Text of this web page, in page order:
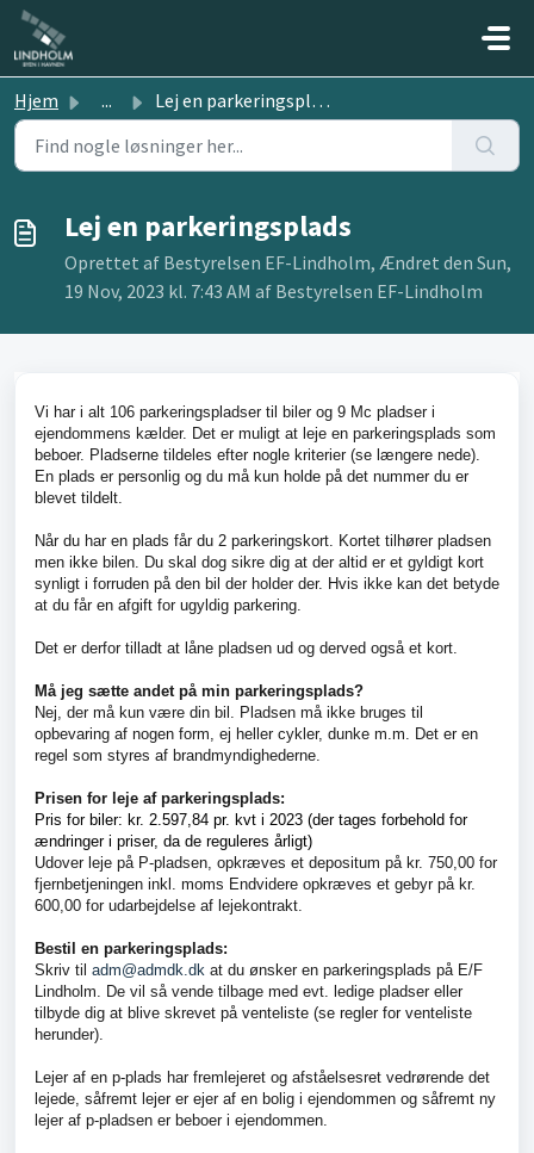
Gå til hovedindhold
Hjem ... Lej en parkeringsplads
Lej en parkeringsplads
Oprettet af Bestyrelsen EF-Lindholm, Ændret den Sun,
19 Nov, 2023 kl. 7:43 AM af Bestyrelsen EF-Lindholm
Vi har i alt 106 parkeringspladser til biler og 9 Mc pladser i
ejendommens kælder. Det er muligt at leje en parkeringsplads som
beboer. Pladserne tildeles efter nogle kriterier (se længere nede).
En plads er personlig og du må kun holde på det nummer du er
blevet tildelt.
Når du har en plads får du 2 parkeringskort. Kortet tilhører pladsen
men ikke bilen. Du skal dog sikre dig at der altid er et gyldigt kort
synligt i forruden på den bil der holder der. Hvis ikke kan det betyde
at du får en afgift for ugyldig parkering.
Det er derfor tilladt at låne pladsen ud og derved også et kort.
Må jeg sætte andet på min parkeringsplads?
Nej, der må kun være din bil. Pladsen må ikke bruges til
opbevaring af nogen form, ej heller cykler, dunke m.m. Det er en
regel som styres af brandmyndighederne.
Prisen for leje af parkeringsplads:
Pris for biler: kr. 2.597,84 pr. kvt i 2023 (der tages forbehold for
ændringer i priser, da de reguleres årligt)
Udover leje på P-pladsen, opkræves et depositum på kr. 750,00 for
fjernbetjeningen inkl. moms Endvidere opkræves et gebyr på kr.
600,00 for udarbejdelse af lejekontrakt.
Bestil en parkeringsplads:
Skriv til adm@admdk.dk at du ønsker en parkeringsplads på E/F
Lindholm. De vil så vende tilbage med evt. ledige pladser eller
tilbyde dig at blive skrevet på venteliste (se regler for venteliste
herunder).
Lejer af en p-plads har fremlejeret og afståelsesret vedrørende det
lejede, såfremt lejer er ejer af en bolig i ejendommen og såfremt ny
lejer af p-pladsen er beboer i ejendommen.